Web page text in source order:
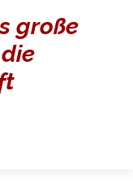
große
Home
Wichtige
Argumente